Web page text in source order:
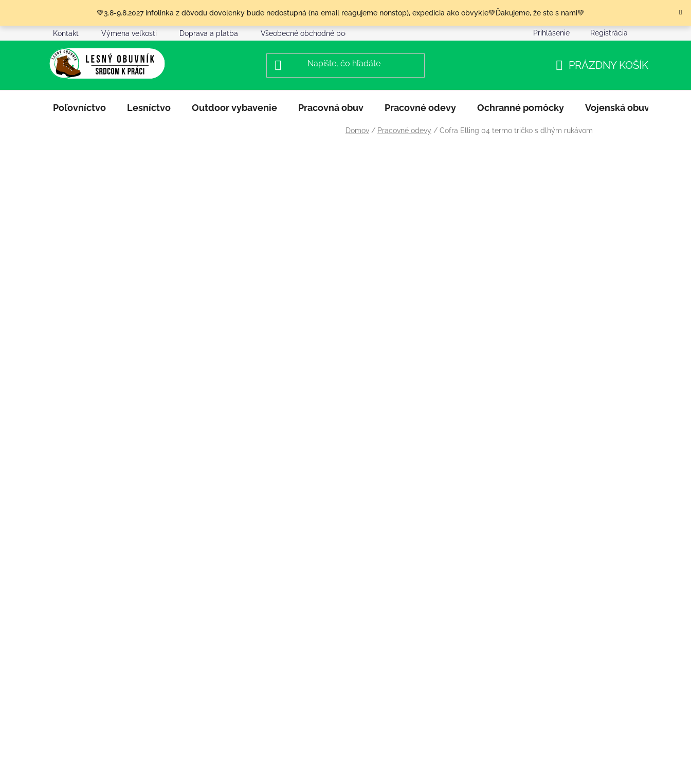
obsah
💚3.8-9.8.2027 infolinka z dôvodu dovolenky bude nedostupná (na email reagujeme nonstop), expedícia ako obvykle💚Ďakujeme, že ste s nami💚
Kontakt Výmena veľkosti Doprava a platba Všeobecné obchodné podmienky Podmienky ochrany osobných údajov
Prihlásenie Registrácia
KOŠÍK
PRÁZDNY KOŠÍK
Poľovníctvo Lesníctvo Outdoor vybavenie Pracovná obuv Pracovné odevy Ochranné pomôcky Vojenská obuv
Domov / Pracovné odevy / Cofra Elling 04 termo tričko s dlhým rukávom